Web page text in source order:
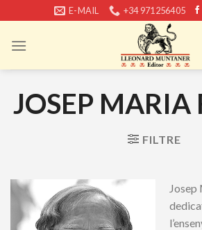
content
E-MAIL +34 971256405
JOSEP MARIA
FILTRE
Josep